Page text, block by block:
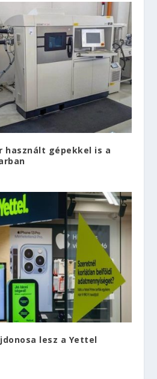
használt gépekkel is a
lesz a Yettel